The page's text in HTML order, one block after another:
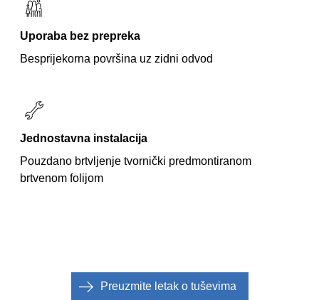
Uporaba bez prepreka
Besprijekorna površina uz zidni odvod
Jednostavna instalacija
Pouzdano brtvljenje tvornički predmontiranom
brtvenom folijom
Preuzmite letak o tuševima